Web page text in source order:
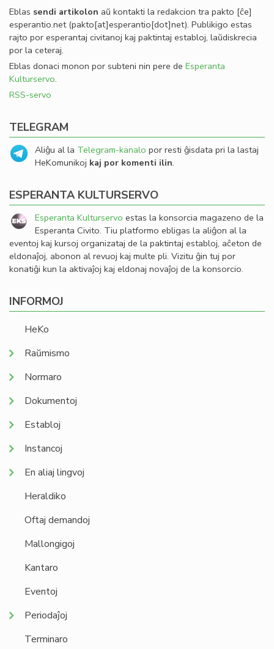
Eblas sendi artikolon aŭ kontakti la redakcion tra pakto [ĉe]
esperantio.net(pakto[at]esperantio[dot]net). Publikigo estas
rajto por esperantaj civitanoj kaj paktintaj establoj, laŭdiskrecia
por la ceteraj.
Eblas donaci monon por subteni nin pere de Esperanta
Kulturservo.
RSS-servo
TELEGRAM
Aliĝu al la Telegram-kanalo por resti ĝisdata pri la lastaj
HeKomunikoj kaj por komenti ilin.
ESPERANTA KULTURSERVO
Esperanta Kulturservo estas la konsorcia magazeno de la
Esperanta Civito. Tiu platformo ebligas la aliĝon al la
eventoj kaj kursoj organizataj de la paktintaj establoj, aĉeton de
eldonaĵoj, abonon al revuoj kaj multe pli. Vizitu ĝin tuj por
konatiĝi kun la aktivaĵoj kaj eldonaj novaĵoj de la konsorcio.
INFORMOJ
HeKo
Raŭmismo
Normaro
Dokumentoj
Establoj
Instancoj
En aliaj lingvoj
Heraldiko
Oftaj demandoj
Mallongigoj
Kantaro
Eventoj
Periodaĵoj
Terminaro